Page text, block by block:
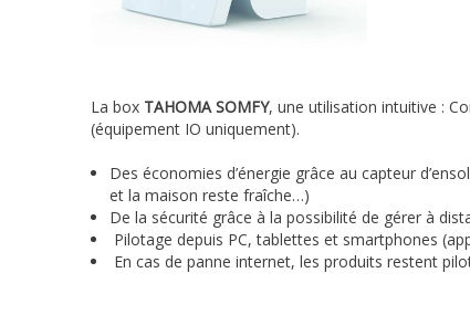
La box TAHOMA SOMFY, une utilisation intuitive :
(équipement IO uniquement).
Des économies d’énergie grâce au capteur
et la maison reste fraîche…)
De la sécurité grâce à la possibilité de gérer à
Pilotage depuis PC, tablettes et smartphones
En cas de panne internet, les produits restent